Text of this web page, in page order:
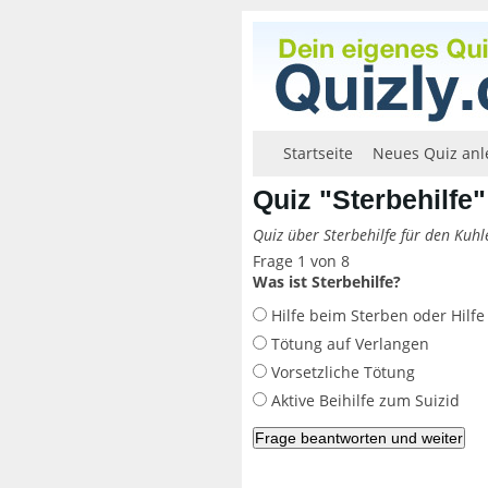
Startseite Neues Quiz
Quiz "Sterbehilfe"
Quiz über Sterbehilfe für den
Frage 1 von 8
Was ist Sterbehilfe?
Hilfe beim Sterben oder
Tötung auf Verlangen
Vorsetzliche Tötung
Aktive Beihilfe zum Suizid